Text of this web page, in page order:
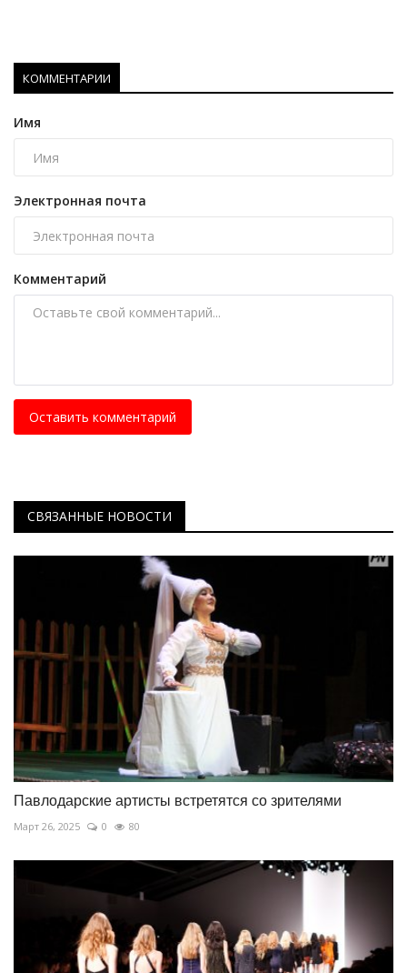
КОММЕНТАРИИ
Имя
Электронная почта
Комментарий
Оставить комментарий
СВЯЗАННЫЕ НОВОСТИ
Павлодарские артисты встретятся со зрителями
Март 26, 2025 0 80